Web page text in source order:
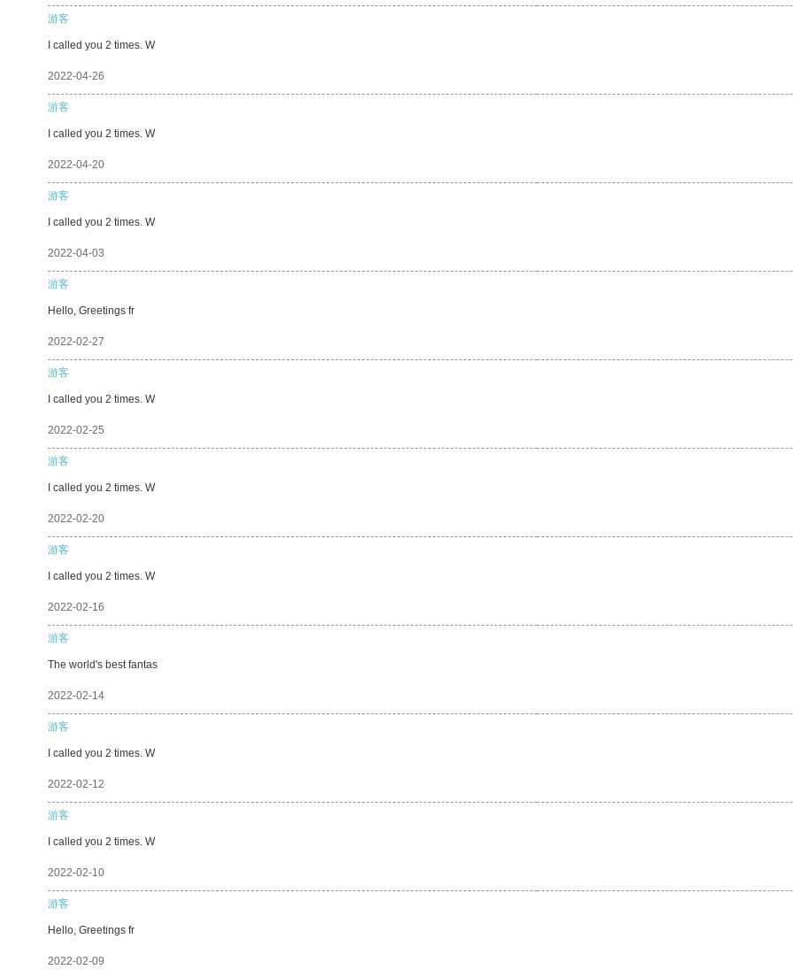
游客
I called you 2 times. W
2022-04-26
游客
I called you 2 times. W
2022-04-20
游客
I called you 2 times. W
2022-04-03
游客
Hello, Greetings fr
2022-02-27
游客
I called you 2 times. W
2022-02-25
游客
I called you 2 times. W
2022-02-20
游客
I called you 2 times. W
2022-02-16
游客
The world's best fantas
2022-02-14
游客
I called you 2 times. W
2022-02-12
游客
I called you 2 times. W
2022-02-10
游客
Hello, Greetings fr
2022-02-09